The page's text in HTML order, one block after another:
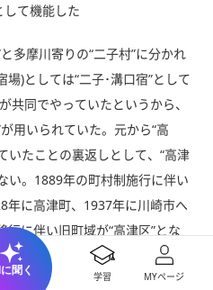
て機能した
多摩川寄りの“二子村”に分かれ
)としては“二子･溝口宿”として
共同でやっていたというから、
用いられていた。元から“高
いたことの裏返しとして、“高津
い。1889年の町村制施行に伴い
年に高津町、1937年に川崎市へ
に伴い旧町域が“高津区”とな
うに、明治以降の行政単位とし
”はあくまで高津の中の町名とし
MYページ
学習
聞く